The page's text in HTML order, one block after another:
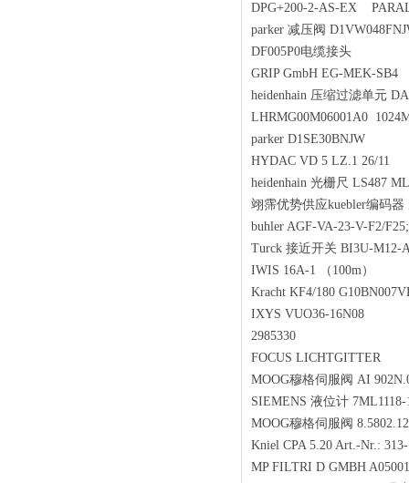
DPG+200-2-AS-EX
parker 减压阀
DF005P0电缆接头
GRIP GmbH EG-MEK-
heidenhain 压缩过滤单元
LHRMG00M06001A0
parker D1SE30BNJW
HYDAC VD 5 LZ.1 26/11
heidenhain 光栅尺 LS487
翊霈优势供应kuebler编码
buhler AGF-VA-23-V-F2/
Turck 接近开关 BI3U-
IWIS 16A-1 （100m）
Kracht KF4/180
IXYS VUO36-16N08
2985330
FOCUS LICHTGITTER
MOOG穆格伺服阀 AI
SIEMENS 液位计
MOOG穆格伺服阀
Kniel CPA 5.20 Art.-Nr.:
MP FILTRI D GMBH